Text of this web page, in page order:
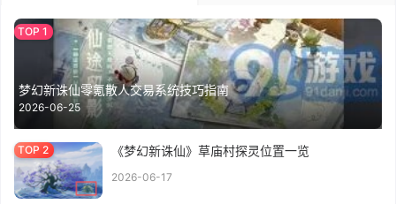
梦幻新诛仙零氪散人交易系统技巧指南
2026-06-25
《梦幻新诛仙》草庙村探灵位置一览
2026-06-17